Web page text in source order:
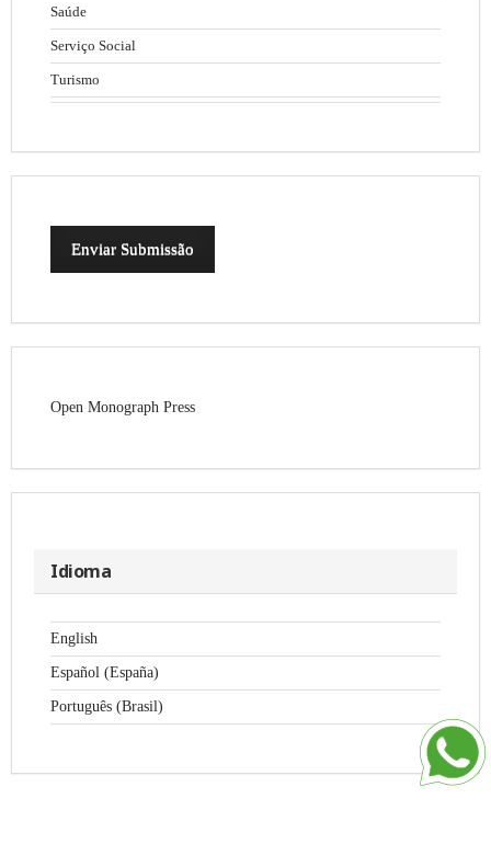
Saúde
Serviço Social
Turismo
Enviar Submissão
Open Monograph Press
Idioma
English
Español (España)
Português (Brasil)